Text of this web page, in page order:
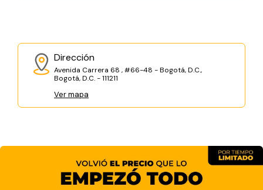
Dirección
Avenida Carrera 68 , #66-48 - Bogotá, D.C.,
Bogotá, D.C. - 111211
Ver mapa